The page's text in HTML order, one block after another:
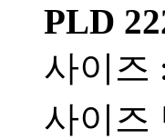
PLD
사이즈
사이즈